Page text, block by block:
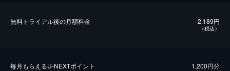
無料トライアル後の⽉額料金 2,189円
（税込）
毎⽉もらえるU-NEXTポイント 1,200円分